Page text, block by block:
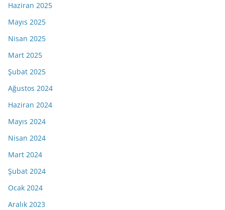
Haziran 2025
Mayıs 2025
Nisan 2025
Mart 2025
Şubat 2025
Ağustos 2024
Haziran 2024
Mayıs 2024
Nisan 2024
Mart 2024
Şubat 2024
Ocak 2024
Aralık 2023